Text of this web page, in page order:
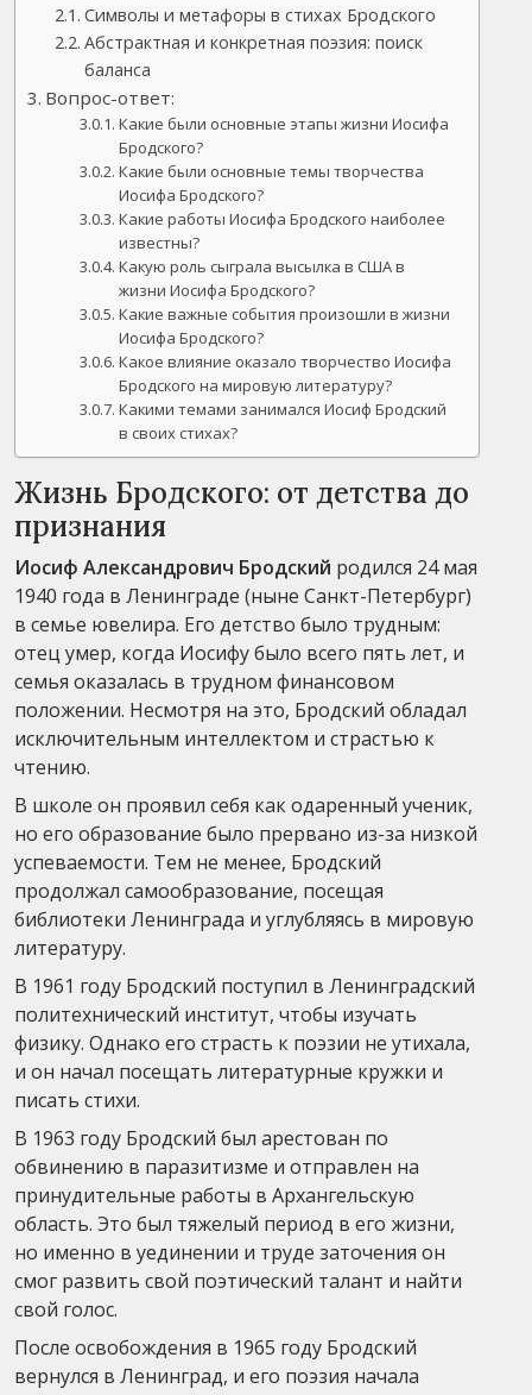
Символы и метафоры в стихах Бродского
Абстрактная и конкретная поэзия: поиск
баланса
Вопрос-ответ:
Какие были основные этапы жизни Иосифа
Бродского?
Какие были основные темы творчества
Иосифа Бродского?
Какие работы Иосифа Бродского наиболее
известны?
Какую роль сыграла высылка в США в
жизни Иосифа Бродского?
Какие важные события произошли в жизни
Иосифа Бродского?
Какое влияние оказало творчество Иосифа
Бродского на мировую литературу?
Какими темами занимался Иосиф Бродский
в своих стихах?
Жизнь Бродского: от детства до
признания
Иосиф Александрович Бродский родился 24 мая
1940 года в Ленинграде (ныне Санкт-Петербург)
в семье ювелира. Его детство было трудным:
отец умер, когда Иосифу было всего пять лет, и
семья оказалась в трудном финансовом
положении. Несмотря на это, Бродский обладал
исключительным интеллектом и страстью к
чтению.
В школе он проявил себя как одаренный ученик,
но его образование было прервано из-за низкой
успеваемости. Тем не менее, Бродский
продолжал самообразование, посещая
библиотеки Ленинграда и углубляясь в мировую
литературу.
В 1961 году Бродский поступил в Ленинградский
политехнический институт, чтобы изучать
физику. Однако его страсть к поэзии не утихала,
и он начал посещать литературные кружки и
писать стихи.
В 1963 году Бродский был арестован по
обвинению в паразитизме и отправлен на
принудительные работы в Архангельскую
область. Это был тяжелый период в его жизни,
но именно в уединении и труде заточения он
смог развить свой поэтический талант и найти
свой голос.
После освобождения в 1965 году Бродский
вернулся в Ленинград, и его поэзия начала